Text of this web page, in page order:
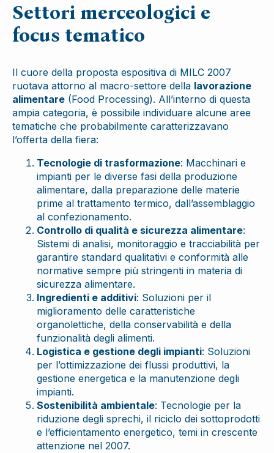
Settori merceologici e
focus tematico
Il cuore della proposta espositiva di MILC 2007
ruotava attorno al macro-settore della lavorazione
alimentare (Food Processing). All’interno di questa
ampia categoria, è possibile individuare alcune aree
tematiche che probabilmente caratterizzavano
l’offerta della fiera:
Tecnologie di trasformazione: Macchinari e
impianti per le diverse fasi della produzione
alimentare, dalla preparazione delle materie
prime al trattamento termico, dall’assemblaggio
al confezionamento.
Controllo di qualità e sicurezza alimentare:
Sistemi di analisi, monitoraggio e tracciabilità per
garantire standard qualitativi e conformità alle
normative sempre più stringenti in materia di
sicurezza alimentare.
Ingredienti e additivi: Soluzioni per il
miglioramento delle caratteristiche
organolettiche, della conservabilità e della
funzionalità degli alimenti.
Logistica e gestione degli impianti: Soluzioni
per l’ottimizzazione dei flussi produttivi, la
gestione energetica e la manutenzione degli
impianti.
Sostenibilità ambientale: Tecnologie per la
riduzione degli sprechi, il riciclo dei sottoprodotti
e l’efficientamento energetico, temi in crescente
attenzione nel 2007.